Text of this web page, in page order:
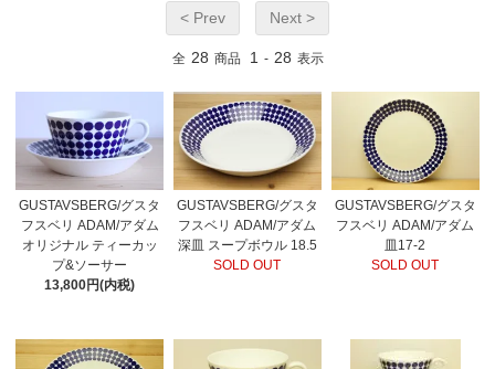
< Prev Next >
全 28 商品 1 - 28 表示
GUSTAVSBERG/グスタ
フスベリ ADAM/アダム
オリジナル ティーカッ
プ&ソーサー
13,800円(内税)
GUSTAVSBERG/グスタ
フスベリ ADAM/アダム
深皿 スープボウル 18.5
SOLD OUT
GUSTAVSBERG/グスタ
フスベリ ADAM/アダム
皿17-2
SOLD OUT